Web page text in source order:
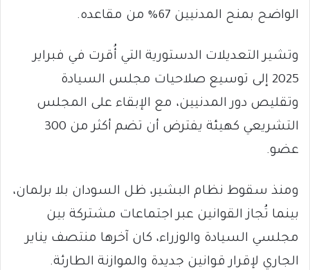
الواضح بمنح المدنيين 67% من مقاعده.
وتشير التعديلات الدستورية التي أُقرت في فبراير
2025 إلى توسيع صلاحيات مجلس السيادة
وتقليص دور المدنيين، مع الإبقاء على المجلس
التشريعي كهيئة يفترض أن تضم أكثر من 300
عضو.
ومنذ سقوط نظام البشير، ظل السودان بلا برلمان،
بينما تُجاز القوانين عبر اجتماعات مشتركة بين
مجلسي السيادة والوزراء، كان آخرها منتصف يناير
الجاري لإقرار قوانين جديدة والموازنة الطارئة.